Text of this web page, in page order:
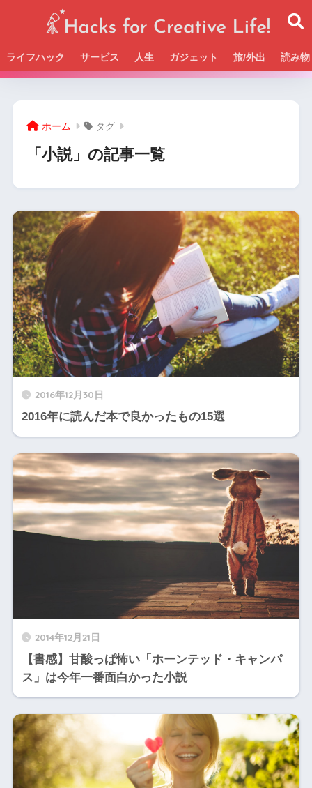
ライフハック サービス 人生 ガジェット 旅/外出 読み物
Beckの活動＆SNSまとめはこちら
ホーム タグ
「小説」の記事一覧
2016年12月30日
2016年に読んだ本で良かったもの15選
2014年12月21日
【書感】甘酸っぱ怖い「ホーンテッド・キャンパ
ス」は今年一番面白かった小説